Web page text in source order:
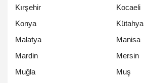
Kırşehir
Kocaeli
Konya
Kütahya
Malatya
Manisa
Mardin
Mersin
Muğla
Muş